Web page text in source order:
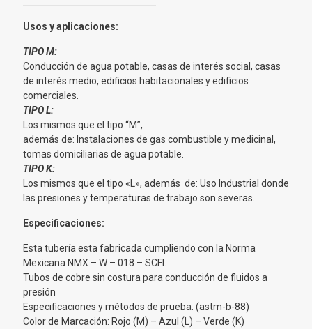
Usos y aplicaciones:
TIPO M:
Conducción de agua potable, casas de interés social, casas
de interés medio, edificios habitacionales y edificios
comerciales.
TIPO L:
Los mismos que el tipo “M”,
además de: Instalaciones de gas combustible y medicinal,
tomas domiciliarias de agua potable.
TIPO K:
Los mismos que el tipo «L», además de: Uso Industrial donde
las presiones y temperaturas de trabajo son severas.
Especificaciones:
Esta tubería esta fabricada cumpliendo con la Norma
Mexicana NMX – W – 018 – SCFI.
Tubos de cobre sin costura para conducción de fluidos a
presión
Especificaciones y métodos de prueba. (astm-b-88)
Color de Marcación: Rojo (M) – Azul (L) – Verde (K)